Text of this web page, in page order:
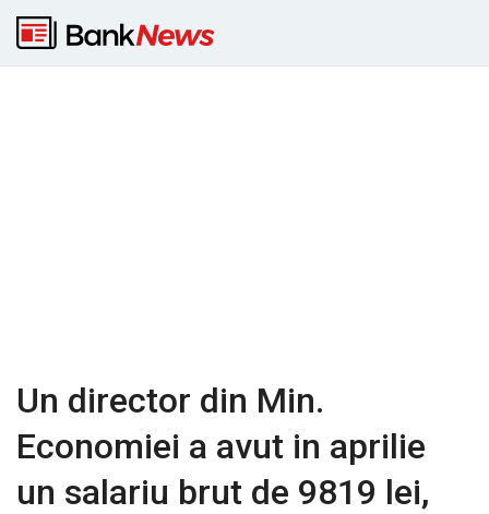
Un director din Min.
Economiei a avut in aprilie
un salariu brut de 9819 lei,